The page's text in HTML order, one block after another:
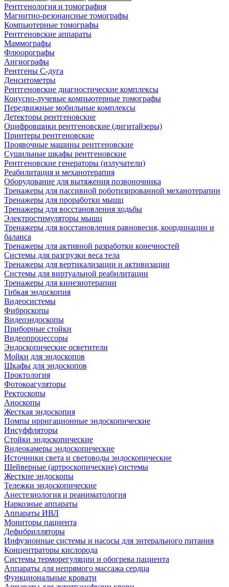
Рентгенология и томография
Магнитно-резонансные томографы
Компьютерные томографы
Рентгеновские аппараты
Маммографы
Флюорографы
Ангиографы
Рентгены С-дуга
Денситометры
Рентгеновские диагностические комплексы
Конусно-лучевые компьютерные томографы
Передвижные мобильные комплексы
Детекторы рентгеновские
Оцифровщики рентгеновские (дигитайзеры)
Принтеры рентгеновские
Проявочные машины рентгеновские
Сушильные шкафы рентгеновские
Рентгеновские генераторы (излучатели)
Реабилитация и механотерапия
Оборудование для вытяжения позвоночника
Тренажеры для пассивной роботизированной механотерапии
Тренажеры для проработки мышц
Тренажеры для восстановления ходьбы
Электростимуляторы мышц
Тренажеры для восстановления равновесия, координации и
баланса
Тренажеры для активной разработки конечностей
Системы для разгрузки веса тела
Тренажеры для вертикализации и активизации
Системы для виртуальной реабилитации
Тренажеры для кинезиотерапии
Гибкая эндоскопия
Видеосистемы
Фиброскопы
Видеоэндоскопы
Приборные стойки
Видеопроцессоры
Эндоскопические осветители
Мойки для эндоскопов
Шкафы для эндоскопов
Проктология
Фотокоагуляторы
Ректоскопы
Аноскопы
Жесткая эндоскопия
Помпы ирригационные эндоскопические
Инсуффляторы
Стойки эндоскопические
Видеокамеры эндоскопические
Источники света и световоды эндоскопические
Шейверные (артроскопические) системы
Жесткие эндоскопы
Тележки эндоскопические
Анестезиология и реаниматология
Наркозные аппараты
Аппараты ИВЛ
Мониторы пациента
Дефибрилляторы
Инфузионные системы и насосы для энтерального питания
Концентраторы кислорода
Системы терморегуляции и обогрева пациента
Аппараты для непрямого массажа сердца
Функциональные кровати